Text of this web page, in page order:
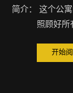
简介：
这个公
照顾好所
开始